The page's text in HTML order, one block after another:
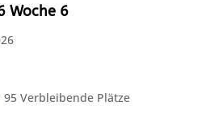
Woche 6
95 Verbleibende Plätze